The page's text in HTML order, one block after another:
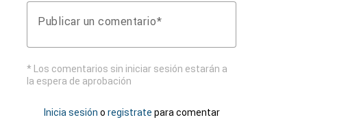
Publicar un comentario
* Los comentarios sin iniciar sesión estarán a
la espera de aprobación
Inicia sesión o registrate para comentar